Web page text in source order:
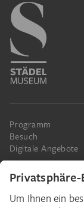
Programm
Besuch
Digitale Angebote